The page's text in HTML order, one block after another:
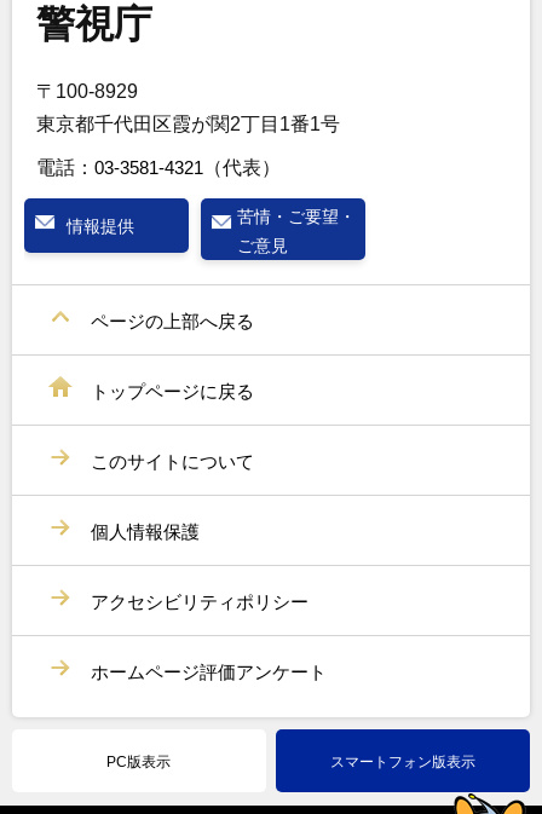
警視庁
〒100-8929
東京都千代田区霞が関2丁目1番1号
電話： 03-3581-4321 （代表）
情報提供
苦情・ご要望・
ご意見
ページの上部へ戻る
トップページに戻る
このサイトについて
個人情報保護
アクセシビリティポリシー
ホームページ評価アンケート
PC版表示 スマートフォン版表示